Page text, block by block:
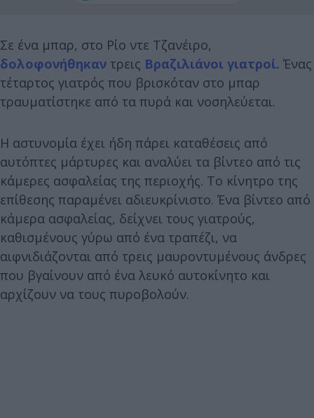
Σε ένα μπαρ, στο Ρίο ντε Τζανέιρο,
δολοφονήθηκαν τρεις Βραζιλιάνοι γιατροί. Ένας
τέταρτος γιατρός που βρισκόταν στο μπαρ
τραυματίστηκε από τα πυρά και νοσηλεύεται.
Η αστυνομία έχει ήδη πάρει καταθέσεις από
αυτόπτες μάρτυρες και αναλύει τα βίντεο από τις
κάμερες ασφαλείας της περιοχής. Το κίνητρο της
επίθεσης παραμένει αδιευκρίνιστο. Ένα βίντεο από
κάμερα ασφαλείας, δείχνει τους γιατρούς,
καθισμένους γύρω από ένα τραπέζι, να
αιφνιδιάζονται από τρεις μαυροντυμένους άνδρες
που βγαίνουν από ένα λευκό αυτοκίνητο και
αρχίζουν να τους πυροβολούν.